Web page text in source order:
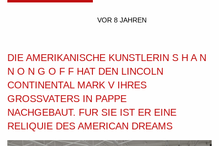
VOR 8 JAHREN
DIE AMERIKANISCHE KUNSTLERIN S H A N
N O N G O F F HAT DEN LINCOLN
CONTINENTAL MARK V IHRES
GROSSVATERS IN PAPPE
NACHGEBAUT. FUR SIE IST ER EINE
RELIQUIE DES AMERICAN DREAMS